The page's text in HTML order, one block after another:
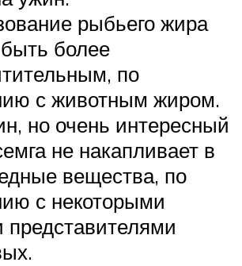
рыбьего жира
более
по
с животным жиром.
но очень интересный
не накапливает в
вещества, по
с некоторыми
представителями